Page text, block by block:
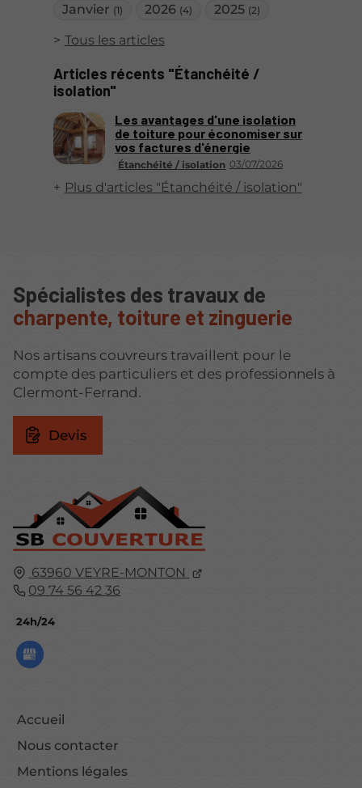
Janvier (1) 2026 (4) 2025 (2)
Tous les articles
Articles récents "Étanchéité /
isolation"
Étanchéité / isolation 03/07/2026
Les avantages d'une isolation
de toiture pour économiser sur
vos factures d'énergie
Plus d'articles "Étanchéité / isolation"
63960 VEYRE-MONTON
09 74 56 42 36
24h/24
Accueil
Nous contacter
Mentions légales
Spécialistes des travaux de
charpente, toiture et zinguerie
Nos artisans couvreurs travaillent pour le
compte des particuliers et des professionnels à
Clermont-Ferrand.
Devis